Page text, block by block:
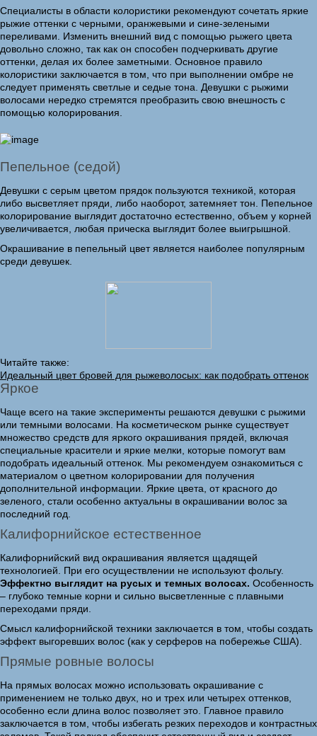
Специалисты в области колористики рекомендуют сочетать яркие
рыжие оттенки с черными, оранжевыми и сине-зелеными
переливами. Изменить внешний вид с помощью рыжего цвета
довольно сложно, так как он способен подчеркивать другие
оттенки, делая их более заметными. Основное правило
колористики заключается в том, что при выполнении омбре не
следует применять светлые и седые тона. Девушки с рыжими
волосами нередко стремятся преобразить свою внешность с
помощью колорирования.
Пепельное (седой)
Девушки с серым цветом прядок пользуются техникой, которая
либо высветляет пряди, либо наоборот, затемняет тон. Пепельное
колорирование выглядит достаточно естественно, объем у корней
увеличивается, любая прическа выглядит более выигрышной.
Окрашивание в пепельный цвет является наиболее популярным
среди девушек.
Читайте также:
Идеальный цвет бровей для рыжеволосых: как подобрать оттенок
Яркое
Чаще всего на такие эксперименты решаются девушки с рыжими
или темными волосами. На косметическом рынке существует
множество средств для яркого окрашивания прядей, включая
специальные красители и яркие мелки, которые помогут вам
подобрать идеальный оттенок. Мы рекомендуем ознакомиться с
материалом о цветном колорировании для получения
дополнительной информации. Яркие цвета, от красного до
зеленого, стали особенно актуальны в окрашивании волос за
последний год.
Калифорнийское естественное
Калифорнийский вид окрашивания является щадящей
технологией. При его осуществлении не используют фольгу.
Эффектно выглядит на русых и темных волосах. Особенность
– глубоко темные корни и сильно высветленные с плавными
переходами пряди.
Смысл калифорнийской техники заключается в том, чтобы создать
эффект выгоревших волос (как у серферов на побережье США).
Прямые ровные волосы
На прямых волосах можно использовать окрашивание с
применением не только двух, но и трех или четырех оттенков,
особенно если длина волос позволяет это. Главное правило
заключается в том, чтобы избегать резких переходов и контрастных